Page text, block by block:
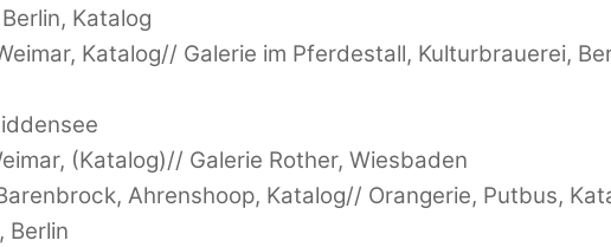
Katalog
Katalog// Galerie im Pferdestall, Kulturbrauerei,
(Katalog)// Galerie Rother, Wiesbaden
Ahrenshoop, Katalog// Orangerie, Putbus,
Berlin